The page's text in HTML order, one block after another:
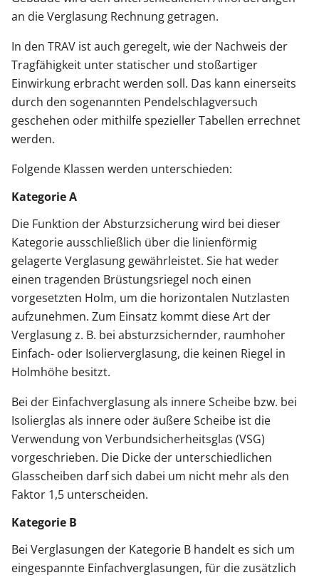
an die Verglasung Rechnung getragen.
In den TRAV ist auch geregelt, wie der Nachweis der
Tragfähigkeit unter statischer und stoßartiger
Einwirkung erbracht werden soll. Das kann einerseits
durch den sogenannten Pendelschlagversuch
geschehen oder mithilfe spezieller Tabellen errechnet
werden.
Folgende Klassen werden unterschieden:
Kategorie A
Die Funktion der Absturzsicherung wird bei dieser
Kategorie ausschließlich über die linienförmig
gelagerte Verglasung gewährleistet. Sie hat weder
einen tragenden Brüstungsriegel noch einen
vorgesetzten Holm, um die horizontalen Nutzlasten
aufzunehmen. Zum Einsatz kommt diese Art der
Verglasung z. B. bei absturzsichernder, raumhoher
Einfach- oder Isolierverglasung, die keinen Riegel in
Holmhöhe besitzt.
Bei der Einfachverglasung als innere Scheibe bzw. bei
Isolierglas als innere oder äußere Scheibe ist die
Verwendung von Verbundsicherheitsglas (VSG)
vorgeschrieben. Die Dicke der unterschiedlichen
Glasscheiben darf sich dabei um nicht mehr als den
Faktor 1,5 unterscheiden.
Kategorie B
Bei Verglasungen der Kategorie B handelt es sich um
eingespannte Einfachverglasungen, für die zusätzlich